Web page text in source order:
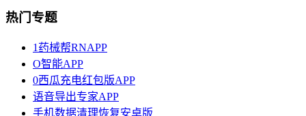
热门专题
1药械帮RNAPP
O智能APP
0西瓜充电红包版APP
语音导出专家APP
手机数据清理恢复安卓版